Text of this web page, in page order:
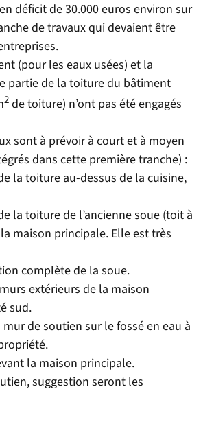
déficit de 30.000 euros environ sur
de travaux qui devaient être
(pour les eaux usées) et la
partie de la toiture du bâtiment
2de toiture) n’ont pas été engagés
sont à prévoir à court et à moyen
dans cette première tranche) :
la toiture au-dessus de la cuisine,
la toiture de l’ancienne soue (toit à
maison principale. Elle est très
complète de la soue.
extérieurs de la maison
sud.
de soutien sur le fossé en eau à
la maison principale.
suggestion seront les